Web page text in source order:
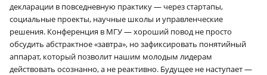
декларации в повседневную практику — через стартапы,
социальные проекты, научные школы и управленческие
решения. Конференция в МГУ — хороший повод не просто
обсудить абстрактное «завтра», но зафиксировать понятийный
аппарат, который позволит нашим молодым лидерам
действовать осознанно, а не реактивно. Будущее не наступает —